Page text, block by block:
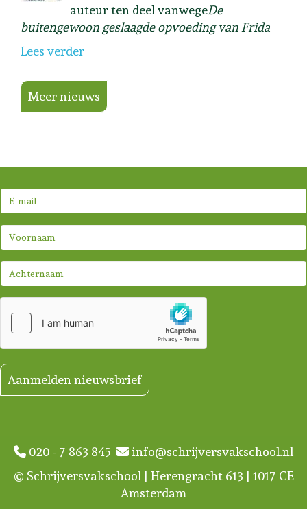
auteur ten deel vanwegeDe
buitengewoon geslaagde opvoeding van Frida
Lees verder
Meer nieuws
Aanmelden nieuwsbrief
020 - 7 863 845
info@schrijversvakschool.nl
© Schrijversvakschool | Herengracht 613 | 1017 CE
Amsterdam